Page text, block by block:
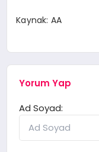
Kaynak: AA
Yorum Yap
Ad Soyad: